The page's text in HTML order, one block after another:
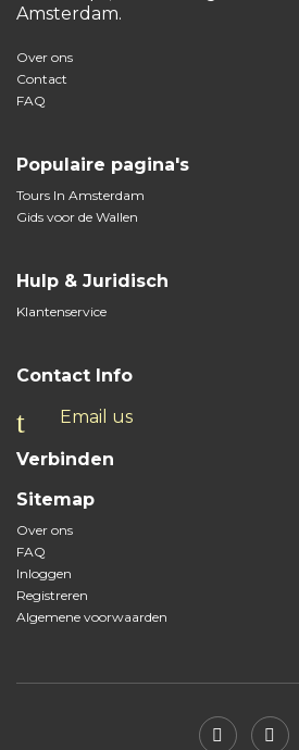
Amsterdam.
Over ons
Contact
FAQ
Populaire pagina's
Tours In Amsterdam
Gids voor de Wallen
Hulp & Juridisch
Klantenservice
Contact Info
Email us
Verbinden
Sitemap
Over ons
FAQ
Inloggen
Registreren
Algemene voorwaarden